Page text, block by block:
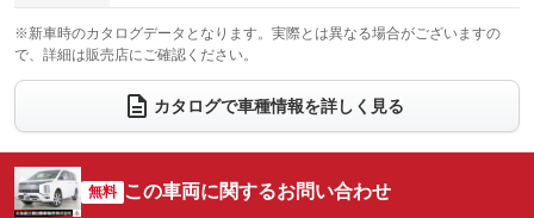
電動格納サードシート
：装備なし シートヒーター
：装備あり
ウォークスルー
電動リアゲート フロントカメラ
：装備あり
シートエアコン
：装備なし 全周囲カメラ
：装備あり
サイドカメラ
：装備あり ルーフレール
：装備なし
※新車時のカタログデータとなります。実際とは異なる場合がございますの
で、詳細は販売店にご確認ください。
カタログで車種情報を詳しく見る
無料 この車両に関するお問い合わせ